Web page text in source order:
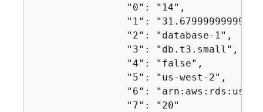
                "0": "14",
"1":
                "2": "database-1",
                "3": "db.t3.small",
                "4": "false",
                "5": "us-west-2",
"6": "arn:aws:rds:us-
                "7": "20"